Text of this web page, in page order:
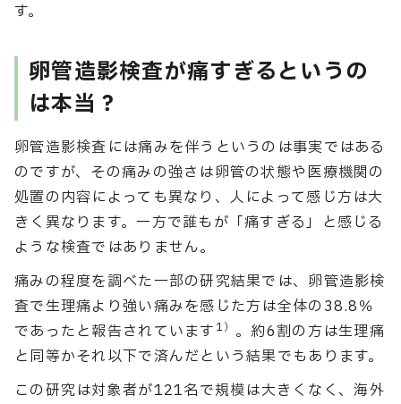
す。
卵管造影検査が痛すぎるというの
は本当？
卵管造影検査には痛みを伴うというのは事実ではある
のですが、その痛みの強さは卵管の状態や医療機関の
処置の内容によっても異なり、人によって感じ方は大
きく異なります。一方で誰もが「痛すぎる」と感じる
ような検査ではありません。
痛みの程度を調べた一部の研究結果では、卵管造影検
査で生理痛より強い痛みを感じた方は全体の38.8％
であったと報告されています 1） 。約6割の方は生理痛
と同等かそれ以下で済んだという結果でもあります。
この研究は対象者が121名で規模は大きくなく、海外